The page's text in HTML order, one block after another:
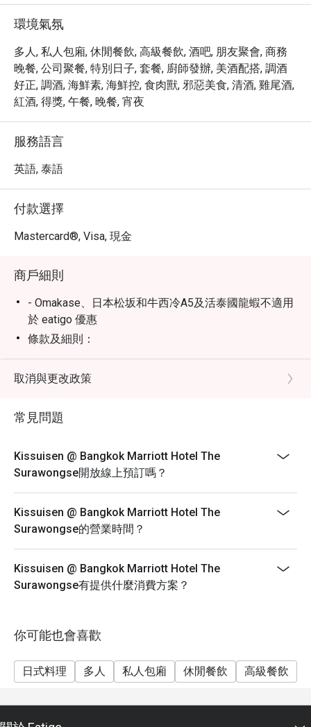
單點菜色、套餐以及精選酒品。無論是商務宴請、家庭聚
餐還是情侶約會，這裡都是一個理想的選擇。除了美味的
餐點，餐廳還提供周到的服務和舒適的用餐空間，讓您享
受一次難忘的用餐體驗。
・現在透過 Eatigo 預訂 Kissuisen，即可享受高達 5 折的
優惠！千萬別錯過這個品嚐頂級日式料理的絕佳機會。立
環境氣氛
多人, 私人包廂, 休閒餐飲, 高級餐飲, 酒吧, 朋友聚會, 商務
晚餐, 公司聚餐, 特別日子, 套餐, 廚師發辦, 美酒配搭, 調酒
好正, 調酒, 海鮮素, 海鮮控, 食肉獸, 邪惡美食, 清酒, 雞尾酒,
紅酒, 得獎, 午餐, 晚餐, 宵夜
服務語言
英語, 泰語
付款選擇
Mastercard®, Visa, 現金
商戶細則
- Omakase、日本松坂和牛西冷A5及活泰國龍蝦不適用
於 eatigo 優惠
條款及細則：
- 菜單可能隨時更改，恕不另行通知。
- 優惠不適用於稅項、服務費或與其他優惠同時使用。
時間 15 分鐘將視為放棄折扣。
菜單或其他餐廳推廣同時使用。
- 此優惠不可與其他折扣或優惠同時使用，包括萬豪旅
- 優惠不適用於賺取萬豪旅享家積分及萬豪會里程碑。
取消與更改政策
常見問題
Kissuisen @ Bangkok Marriott Hotel The
Surawongse開放線上預訂嗎？
Kissuisen @ Bangkok Marriott Hotel The
Surawongse的營業時間？
Kissuisen @ Bangkok Marriott Hotel The
Surawongse有提供什麼消費方案？
你可能也會喜歡
日式料理 多人 私人包廂 休閒餐飲 高級餐飲